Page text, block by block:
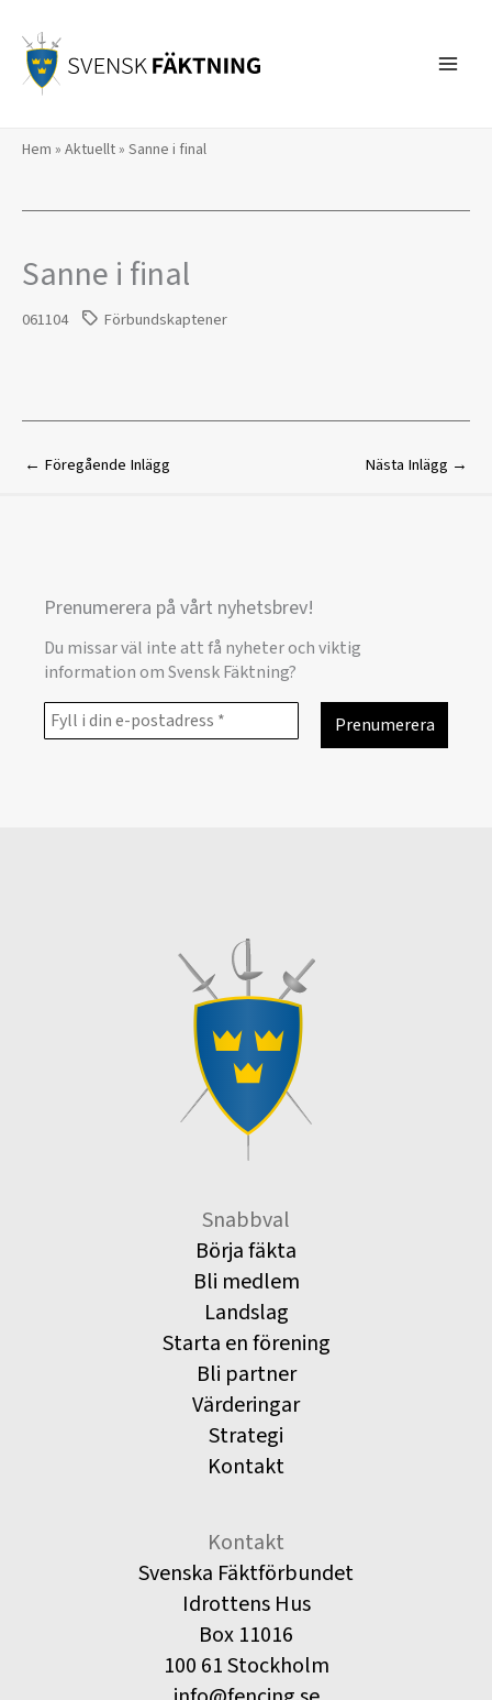
innehåll
Hem » Aktuellt» Sanne i final
Sanne i final
061104 Förbundskaptener
← Föregående Inlägg Nästa Inlägg →
Prenumerera på vårt nyhetsbrev!
Du missar väl inte att få nyheter och viktig
information om Svensk Fäktning?
Snabbval
Börja fäkta
Bli medlem
Landslag
Starta en förening
Bli partner
Värderingar
Strategi
Kontakt
Kontakt
Svenska Fäktförbundet
Idrottens Hus
Box 11016
100 61 Stockholm